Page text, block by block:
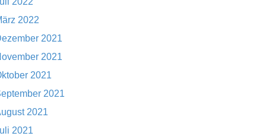
2022
2021
2021
2021
2021
2021
2021